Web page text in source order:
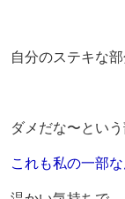
自分のステキな
ダメだな〜とい
これも私の一部